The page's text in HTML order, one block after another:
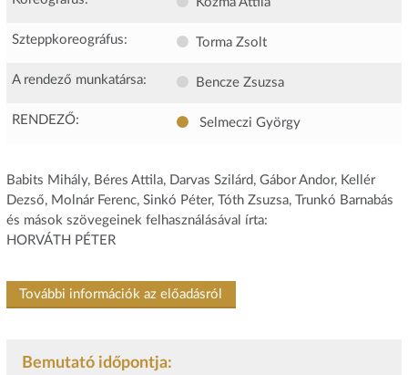
Szteppkoreográfus: Torma Zsolt
A rendező munkatársa: Bencze Zsuzsa
RENDEZŐ: Selmeczi György
Babits Mihály, Béres Attila, Darvas Szilárd, Gábor Andor, Kellér
Dezső, Molnár Ferenc, Sinkó Péter, Tóth Zsuzsa, Trunkó Barnabás
és mások szövegeinek felhasználásával írta:
HORVÁTH PÉTER
További információk az előadásról
Bemutató időpontja: